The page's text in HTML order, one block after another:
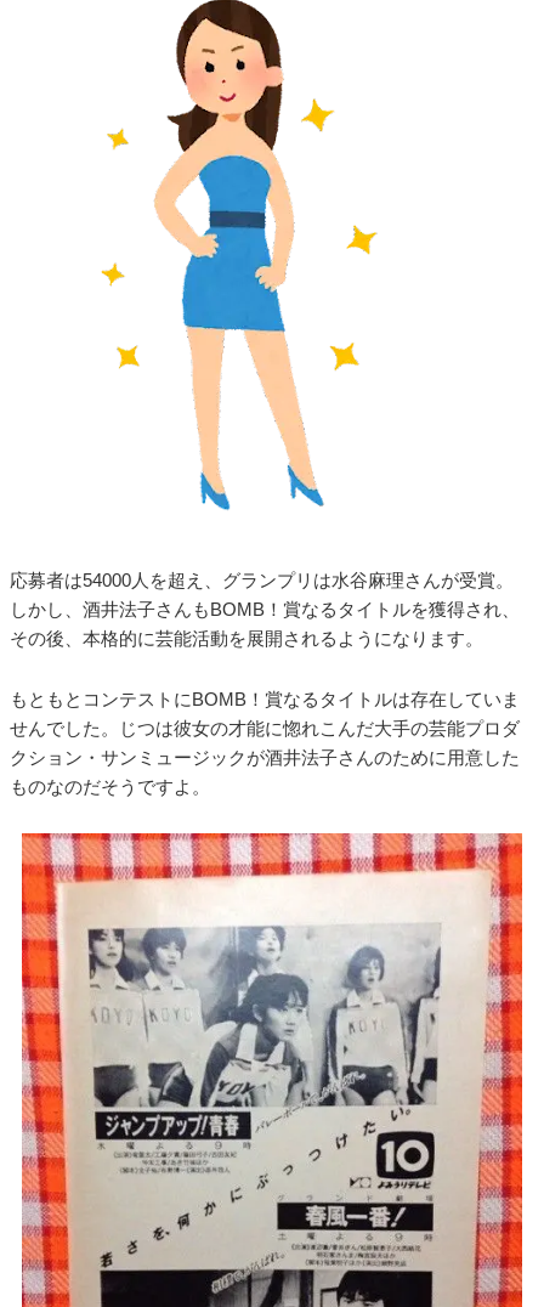
応募者は54000人を超え、グランプリは水谷麻理さんが受賞。
しかし、酒井法子さんもBOMB！賞なるタイトルを獲得され、
その後、本格的に芸能活動を展開されるようになります。
もともとコンテストにBOMB！賞なるタイトルは存在していま
せんでした。じつは彼女の才能に惚れこんだ大手の芸能プロダ
クション・サンミュージックが酒井法子さんのために用意した
ものなのだそうですよ。